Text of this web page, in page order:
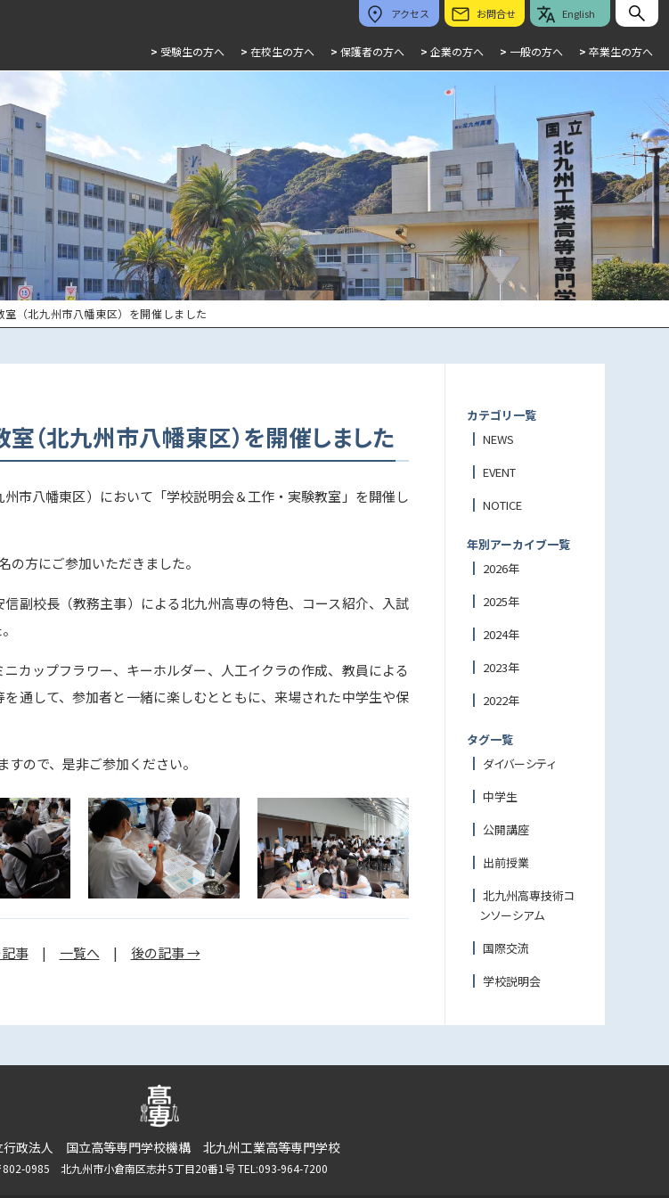
アクセス お問合せ English
> 受験生の方へ > 在校生の方へ > 保護者の方へ > 企業の方へ > 一般の方へ > 卒業生の方へ
（北九州市八幡東区）を開催しました
（北九州市八幡東区）を開催しました
市八幡東区）において「学校説明会＆工作・実験教室」を開催し
の方にご参加いただきました。
副校長（教務主事）による北九州高専の特色、コース紹介、入試
カップフラワー、キーホルダー、人工イクラの作成、教員による
通して、参加者と一緒に楽しむとともに、来場された中学生や保
ので、是非ご参加ください。
事| 一覧へ | 後の記事 →
カテゴリ一覧
NEWS
EVENT
NOTICE
年別アーカイブ一覧
2026年
2025年
2024年
2023年
2022年
タグ一覧
ダイバーシティ
中学生
公開講座
出前授業
北九州高専技術コ
ンソーシアム
国際交流
学校説明会
行政法人 国立高等専門学校機構 北九州工業高等専門学校
802-0985 北九州市小倉南区志井5丁目20番1号 TEL:093-964-7200